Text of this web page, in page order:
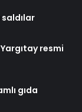
resmi
gıda